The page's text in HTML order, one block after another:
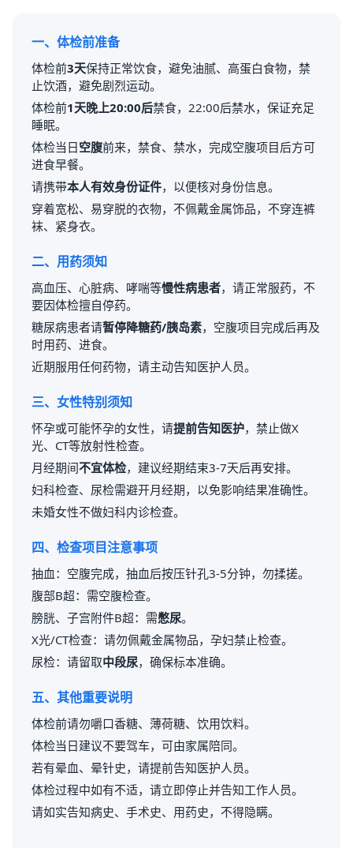
一、体检前准备
体检前3天保持正常饮食，避免油腻、高蛋白食物，禁
止饮酒，避免剧烈运动。
体检前1天晚上20:00后禁食，22:00后禁水，保证充足
睡眠。
体检当日空腹前来，禁食、禁水，完成空腹项目后方可
进食早餐。
请携带本人有效身份证件，以便核对身份信息。
穿着宽松、易穿脱的衣物，不佩戴金属饰品，不穿连裤
袜、紧身衣。
二、用药须知
高血压、心脏病、哮喘等慢性病患者，请正常服药，不
要因体检擅自停药。
糖尿病患者请暂停降糖药/胰岛素，空腹项目完成后再及
时用药、进食。
近期服用任何药物，请主动告知医护人员。
三、女性特别须知
怀孕或可能怀孕的女性，请提前告知医护，禁止做X
光、CT等放射性检查。
月经期间不宜体检，建议经期结束3-7天后再安排。
妇科检查、尿检需避开月经期，以免影响结果准确性。
未婚女性不做妇科内诊检查。
四、检查项目注意事项
抽血：空腹完成，抽血后按压针孔3-5分钟，勿揉搓。
腹部B超：需空腹检查。
膀胱、子宫附件B超：需憋尿。
X光/CT检查：请勿佩戴金属物品，孕妇禁止检查。
尿检：请留取中段尿，确保标本准确。
五、其他重要说明
体检前请勿嚼口香糖、薄荷糖、饮用饮料。
体检当日建议不要驾车，可由家属陪同。
若有晕血、晕针史，请提前告知医护人员。
体检过程中如有不适，请立即停止并告知工作人员。
请如实告知病史、手术史、用药史，不得隐瞒。